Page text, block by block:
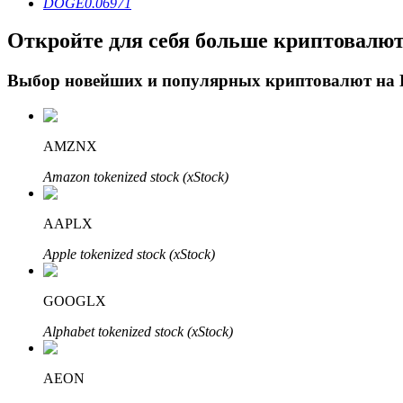
Блокировки BTR
Эксклюзивные инвестиции для владельцев BTR
Кредиты
Сервис заимствований, обеспеченных криптовалютой
Откройте для себя больше
Выбор новейших и популярных криптовалют на
AMZNX
Amazon tokenized stock (xStock)
AAPLX
Apple tokenized stock (xStock)
GOOGLX
Alphabet tokenized stock (xStock)
AEON